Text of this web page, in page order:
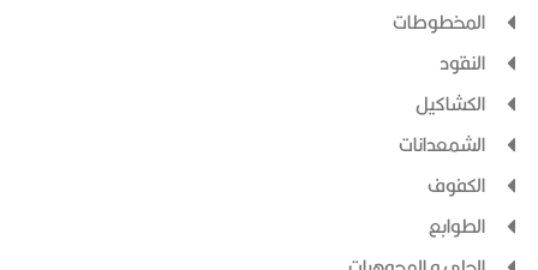
المخطوطات
النقود
الكشاكيل
الشمعدانات
الكفوف
الطوابع